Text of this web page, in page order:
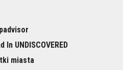
UNDISCOVERED
miasta